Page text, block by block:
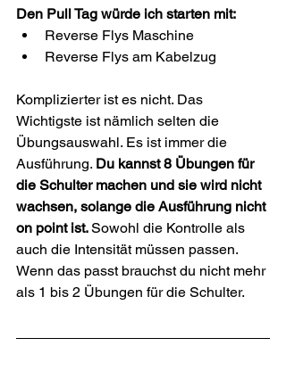
Den Pull Tag würde ich starten mit:
Reverse Flys Maschine
Reverse Flys am Kabelzug
Komplizierter ist es nicht. Das
Wichtigste ist nämlich selten die
Übungsauswahl. Es ist immer die
Ausführung. Du kannst 8 Übungen für
die Schulter machen und sie wird nicht
wachsen, solange die Ausführung nicht
on point ist. Sowohl die Kontrolle als
auch die Intensität müssen passen.
Wenn das passt brauchst du nicht mehr
als 1 bis 2 Übungen für die Schulter.